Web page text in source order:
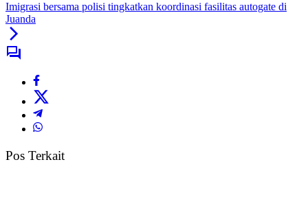
Imigrasi bersama polisi tingkatkan koordinasi fasilitas autogate di
Juanda
Pos Terkait